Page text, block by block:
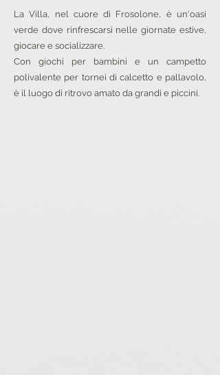
La Villa, nel cuore di Frosolone, è un'oasi
verde dove rinfrescarsi nelle giornate estive,
giocare e socializzare.
Con giochi per bambini e un campetto
polivalente per tornei di calcetto e pallavolo,
è il luogo di ritrovo amato da grandi e piccini.